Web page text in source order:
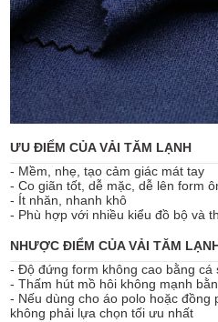
ƯU ĐIỂM CỦA VẢI TĂM LẠNH
- Mềm, nhẹ, tạo cảm giác mát tay
- Co giãn tốt, dễ mặc, dễ lên form
- Ít nhăn, nhanh khô
- Phù hợp với nhiều kiểu đồ bộ và
NHƯỢC ĐIỂM CỦA VẢI TĂM
- Độ đứng form không cao bằng cá
- Thấm hút mồ hôi không mạnh
- Nếu dùng cho áo polo hoặc đồng
không phải lựa chọn tối ưu nhất